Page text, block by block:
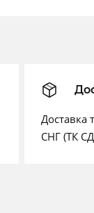
Доставка
СНГ (ТК